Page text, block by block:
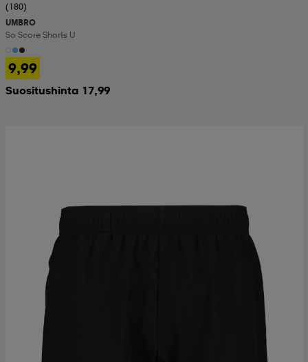
(180)
UMBRO
So Score Shorts U
9,99
Suositushinta 17,99